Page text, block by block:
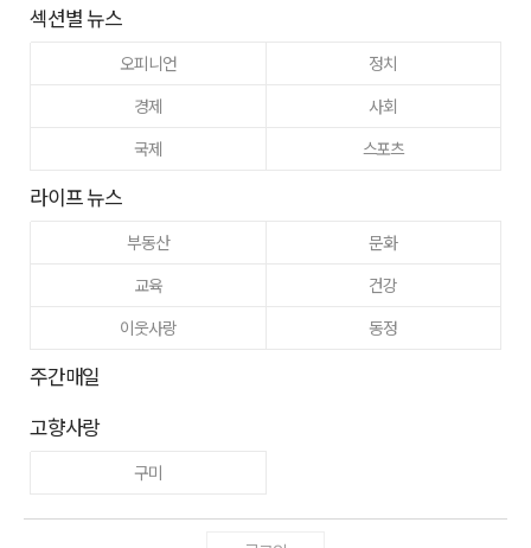
섹션별 뉴스
오피니언
정치
경제
사회
국제
스포츠
라이프 뉴스
부동산
문화
교육
건강
이웃사랑
동정
주간매일
고향사랑
구미